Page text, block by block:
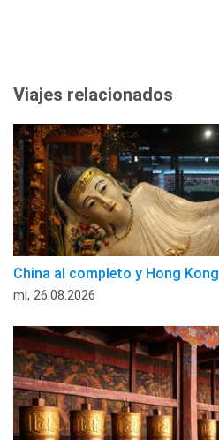
Viajes relacionados
China al completo y Hong Kong
mi, 26.08.2026